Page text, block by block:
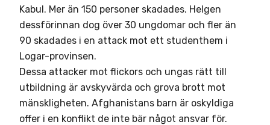
Kabul. Mer än 150 personer skadades. Helgen
dessförinnan dog över 30 ungdomar och fler än
90 skadades i en attack mot ett studenthem i
Logar-provinsen.
Dessa attacker mot flickors och ungas rätt till
utbildning är avskyvärda och grova brott mot
mänskligheten. Afghanistans barn är oskyldiga
offer i en konflikt de inte bär något ansvar för.